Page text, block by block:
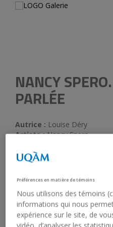
NANCY
PARLÉE
Autrice : Louise Déry
Artiste :Nancy Spero
2001, 96 p., couverture rigide
16,5 x 23,5 cm, illustrations
Table des matières
Graphisme : Emmelyne
© Nancy Spero, Louise Déry,
ISBN 2-89276-193-X
Préférences en matière de témoins
Nous utilisons des témoins
informations qui nous
expérience sur le site, de